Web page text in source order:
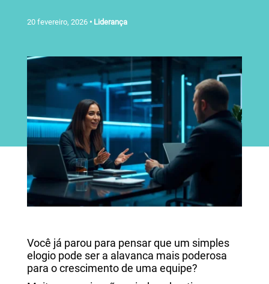
20 fevereiro, 2026 • Liderança
Você já parou para pensar que um simples
elogio pode ser a alavanca mais poderosa
para o crescimento de uma equipe?